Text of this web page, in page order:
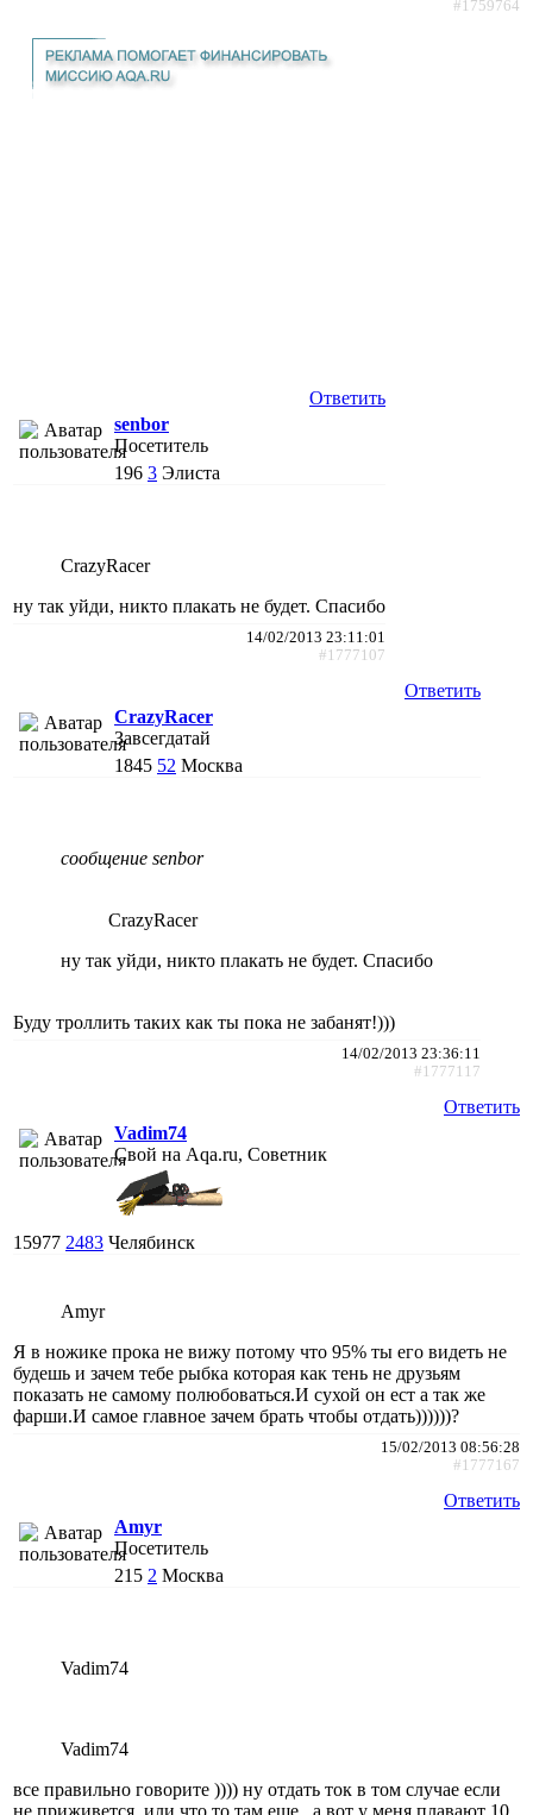
#1759764
Ответить
senbor
Посетитель
196 3 Элиста
CrazyRacer
ну так уйди, никто плакать не будет. Спасибо
14/02/2013 23:11:01
#1777107
Ответить
CrazyRacer
Завсегдатай
1845 52 Москва
сообщение senbor
CrazyRacer
ну так уйди, никто плакать не будет. Спасибо
Буду троллить таких как ты пока не забанят!)))
14/02/2013 23:36:11
#1777117
Ответить
Vadim74
Свой на Aqa.ru, Советник
15977 2483 Челябинск
Amyr
Я в ножике прока не вижу потому что 95% ты его видеть не
будешь и зачем тебе рыбка которая как тень не друзьям
показать не самому полюбоваться.И сухой он ест а так же
фарши.И самое главное зачем брать чтобы отдать))))))?
15/02/2013 08:56:28
#1777167
Ответить
Amyr
Посетитель
215 2 Москва
Vadim74
Vadim74
все правильно говорите )))) ну отдать ток в том случае если
не приживется, или что то там еще , а вот у меня плавают 10